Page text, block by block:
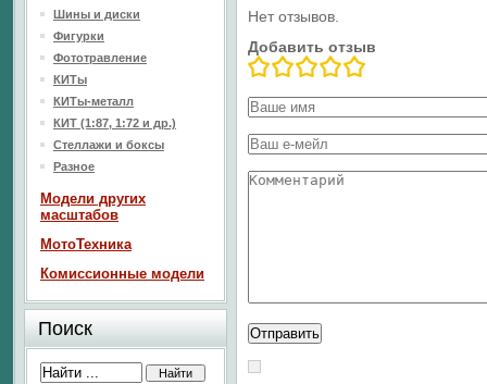
Нет отзывов.
Добавить отзыв
Шины и диски
Фигурки
Фототравление
КИТы
КИТы-металл
КИТ (1:87, 1:72 и др.)
Стеллажи и боксы
Разное
Модели других
масштабов
МотоТехника
Комиссионные модели
Поиск